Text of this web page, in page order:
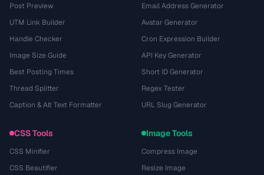
Post Preview
UTM Link Builder
Handle Checker
Image Size Guide
Best Posting Times
Thread Splitter
Caption & Alt Text Formatter
Email Address Generator
Avatar Generator
Cron Expression Builder
API Key Generator
Short ID Generator
Regex Tester
URL Slug Generator
CSS Tools
CSS Minifier
CSS Beautifier
Image Tools
Compress Image
Resize Image